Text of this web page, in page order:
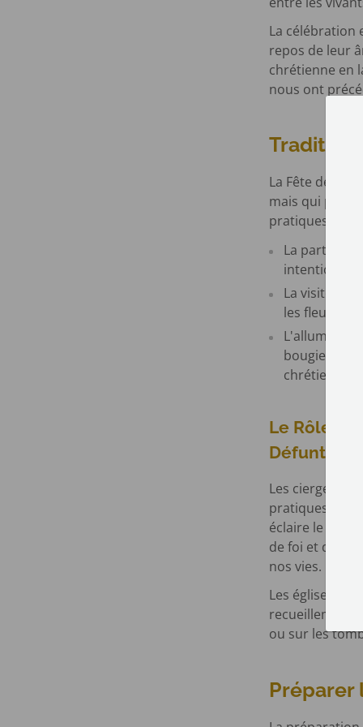
La célébration
repos de leur
chrétienne en
nous ont
La Fête des
mais qui
pratiques les
La
intentions
La visite
les fleurir et
L'allumage
bougies
chrétienne.
Le Rôle
Défunts
Les cierges,
pratiques
éclaire le
de foi et de
nos vies.
Les églises
recueillement
ou sur les
Préparer